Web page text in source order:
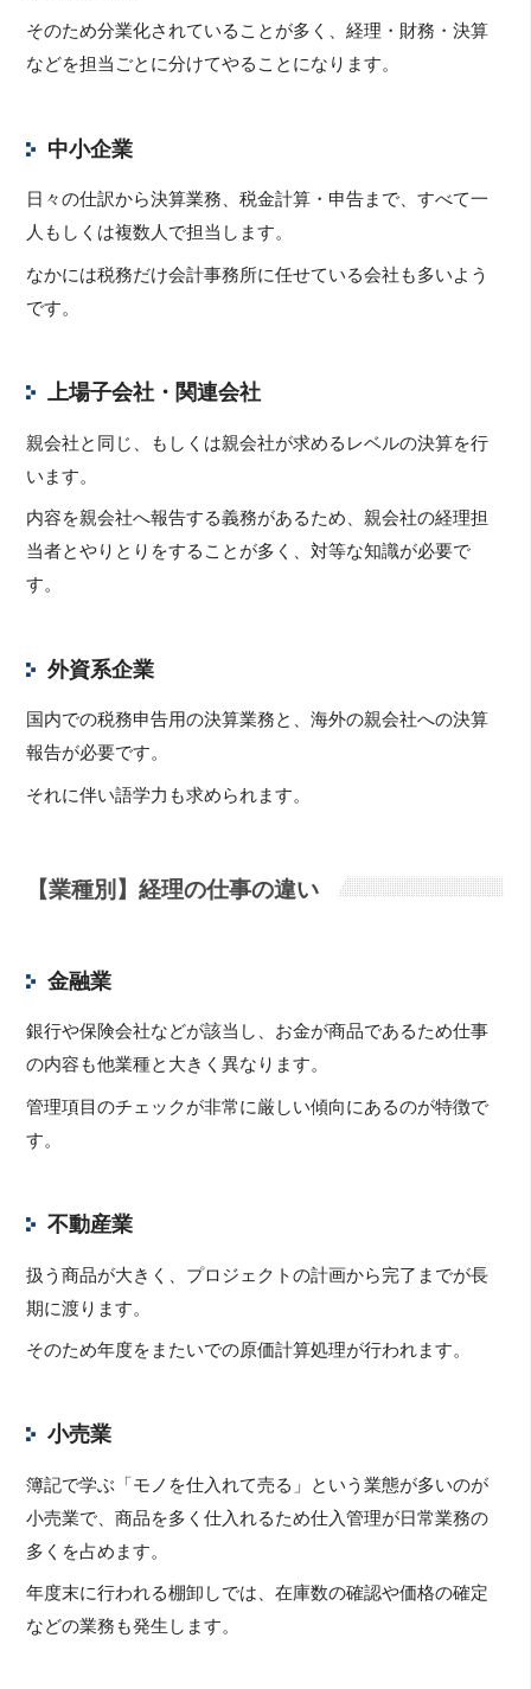
そのため分業化されていることが多く、経理・財務・決算
などを担当ごとに分けてやることになります。
中小企業
日々の仕訳から決算業務、税金計算・申告まで、すべて一
人もしくは複数人で担当します。
なかには税務だけ会計事務所に任せている会社も多いよう
です。
上場子会社・関連会社
親会社と同じ、もしくは親会社が求めるレベルの決算を行
います。
内容を親会社へ報告する義務があるため、親会社の経理担
当者とやりとりをすることが多く、対等な知識が必要で
す。
外資系企業
国内での税務申告用の決算業務と、海外の親会社への決算
報告が必要です。
それに伴い語学力も求められます。
【業種別】経理の仕事の違い
金融業
銀行や保険会社などが該当し、お金が商品であるため仕事
の内容も他業種と大きく異なります。
管理項目のチェックが非常に厳しい傾向にあるのが特徴で
す。
不動産業
扱う商品が大きく、プロジェクトの計画から完了までが長
期に渡ります。
そのため年度をまたいでの原価計算処理が行われます。
小売業
簿記で学ぶ「モノを仕入れて売る」という業態が多いのが
小売業で、商品を多く仕入れるため仕入管理が日常業務の
多くを占めます。
年度末に行われる棚卸しでは、在庫数の確認や価格の確定
などの業務も発生します。